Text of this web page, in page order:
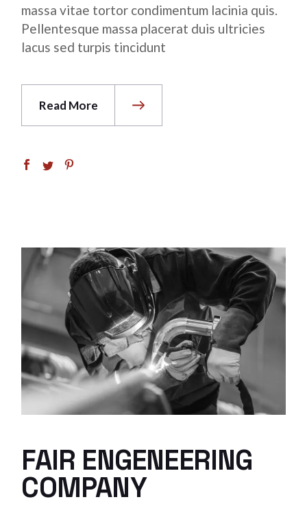
massa vitae tortor condimentum lacinia quis.
Pellentesque massa placerat duis ultricies
lacus sed turpis tincidunt
Read More
FAIR ENGENEERING
COMPANY